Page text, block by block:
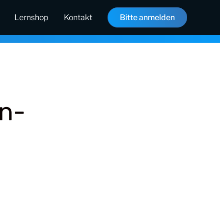
Lernshop Kontakt Bitte anmelden